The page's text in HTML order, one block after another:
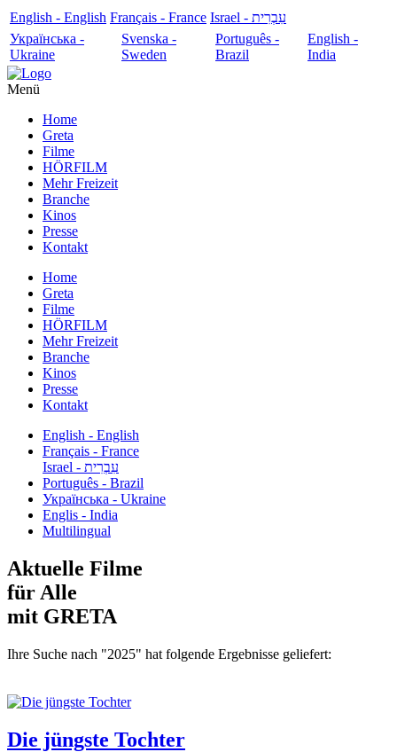
English - English Français - France
עִבְרִית - Israel
Українська -
Ukraine
Svenska -
Sweden
Português -
Brazil
English -
India
Menü
Home
Greta
Filme
HÖRFILM
Mehr Freizeit
Branche
Kinos
Presse
Kontakt
Home
Greta
Filme
HÖRFILM
Mehr Freizeit
Branche
Kinos
Presse
Kontakt
English - English
Français - France
עִבְרִית - Israel
Português - Brazil
Українська - Ukraine
Englis - India
Multilingual
Aktuelle Filme
für Alle
mit GRETA
Ihre Suche nach "2025" hat folgende Ergebnisse geliefert:
Die jüngste Tochter